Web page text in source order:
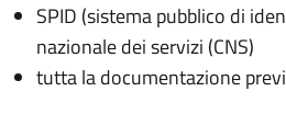
SPID (sistema pubblico di
nazionale dei servizi (CNS)
tutta la documentazione